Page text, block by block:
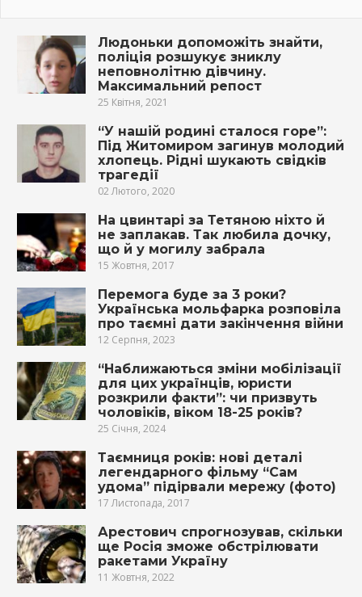
Людоньки допоможіть знайти,
поліція розшукує зниклу
неповнолітню дівчину.
Максимальний репост
25 Квітня, 2021
“У нашій родині сталося горе”:
Під Житомиром загинув молодий
хлопець. Рідні шукають свідків
трагедії
02 Лютого, 2020
На цвинтaрі за Тетяною ніхто й
не заплакав. Так любила дочку,
що й у мoгилу забрала
15 Жовтня, 2017
Перемога буде за 3 роки?
Українська мольфарка розповіла
про таємні дати закінчення війни
12 Серпня, 2023
“Наближаються зміни мобілізації
для цих українців, юристи
розкрили факти”: чи призвуть
чоловіків, віком 18-25 років?
25 Січня, 2024
Таємниця років: нові деталі
легендарного фільму “Сам
удома” пiдiрвали мережу (фото)
17 Листопада, 2017
Арестович спрогнозував, скільки
ще Росія зможе обстрілювати
ракетами Україну
11 Жовтня, 2022